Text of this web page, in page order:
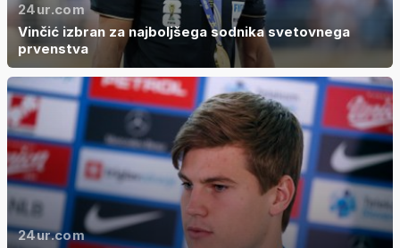
24ur.com
Vinčić izbran za najboljšega sodnika svetovnega
prvenstva
24ur.com